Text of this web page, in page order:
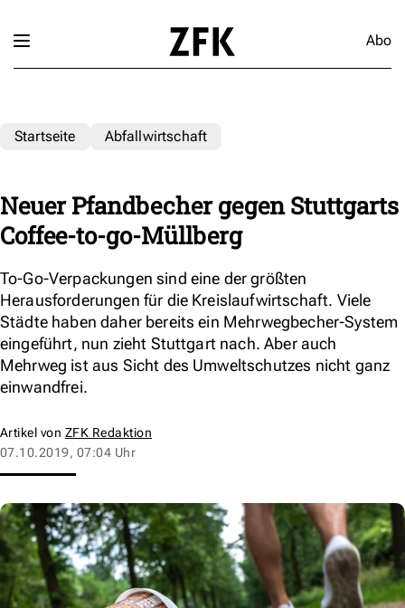
Abo
Startseite Abfallwirtschaft
Neuer Pfandbecher gegen Stuttgarts
Coffee-to-go-Müllberg
To-Go-Verpackungen sind eine der größten
Herausforderungen für die Kreislaufwirtschaft. Viele
Städte haben daher bereits ein Mehrwegbecher-System
eingeführt, nun zieht Stuttgart nach. Aber auch
Mehrweg ist aus Sicht des Umweltschutzes nicht ganz
einwandfrei.
Artikel von ZFK Redaktion
07.10.2019, 07:04 Uhr